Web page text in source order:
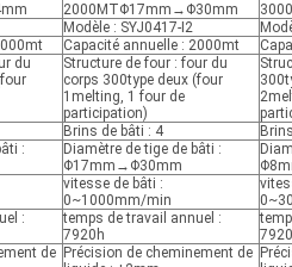
2000MTΦ17mm→Φ30mm
Modèle : SYJ0417-I2
Capacité annuelle : 2000mt
du
Structure de four : four du
corps 300type deux (four
1melting, 1 four de
participation)
Brins de bâti : 4
:
Diamètre de tige de bâti :
Φ17mm→Φ30mm
vitesse de bâti :
0~1000mm/min
:
temps de travail annuel :
7920h
de Précision de cheminement de